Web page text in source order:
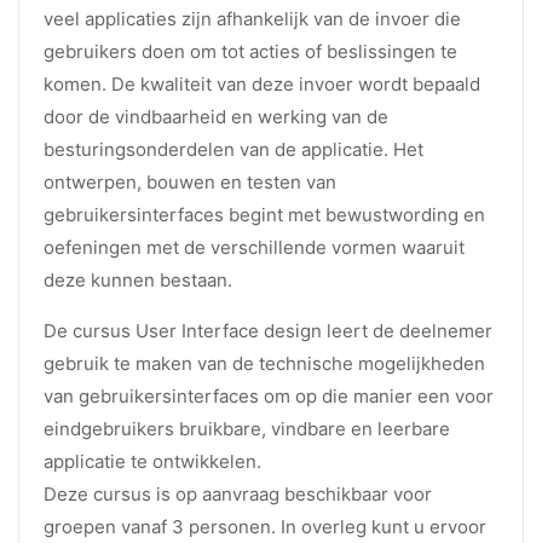
veel applicaties zijn afhankelijk van de invoer die
gebruikers doen om tot acties of beslissingen te
komen. De kwaliteit van deze invoer wordt bepaald
door de vindbaarheid en werking van de
besturingsonderdelen van de applicatie. Het
ontwerpen, bouwen en testen van
gebruikersinterfaces begint met bewustwording en
oefeningen met de verschillende vormen waaruit
deze kunnen bestaan.
De cursus User Interface design leert de deelnemer
gebruik te maken van de technische mogelijkheden
van gebruikersinterfaces om op die manier een voor
eindgebruikers bruikbare, vindbare en leerbare
applicatie te ontwikkelen.
Deze cursus is op aanvraag beschikbaar voor
groepen vanaf 3 personen. In overleg kunt u ervoor